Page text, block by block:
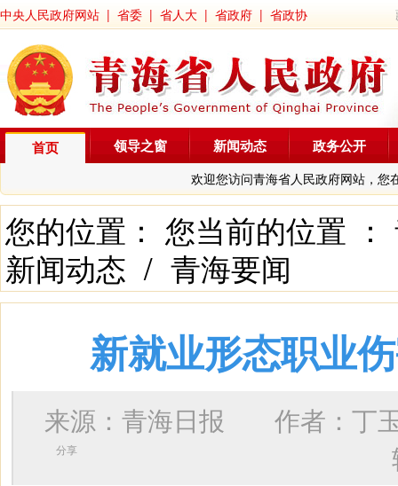
中央人民政府网站 | 省委 | 省人大 | 省政府 | 省政协
首页
欢迎您访问青海省人民政府网站，您
领导之窗 新闻动态 政务公开
您的位置： 您当前的位置 ：
新闻动态 / 青海要闻
新就业形态职业
来源：青海日报 作者：丁
分享